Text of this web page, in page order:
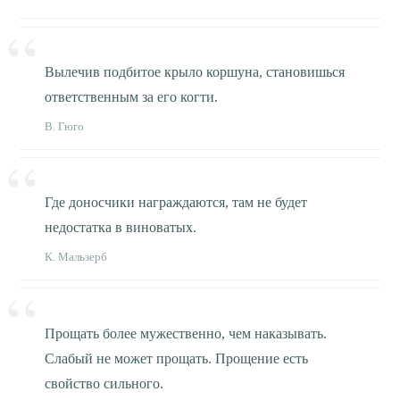
Вылечив подбитое крыло коршуна, становишься
ответственным за его когти.
В. Гюго
Где доносчики награждаются, там не будет
недостатка в виноватых.
К. Мальзерб
Прощать более мужественно, чем наказывать.
Слабый не может прощать. Прощение есть
свойство сильного.